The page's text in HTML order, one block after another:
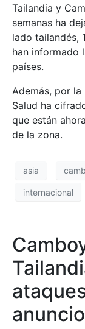
Tailandia y
semanas ha
lado tailandés,
han informado
países.
Además, por
Salud ha
que están
de la zona.
asia
internacional